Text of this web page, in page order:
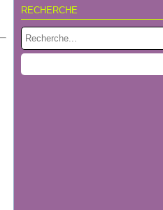
RECHERCHE